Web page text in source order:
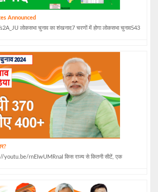
Announced
लोकसभा चुनाव का शंखनाद7 चरणों में होगा लोकसभा चुनाव543
youtu.be/rnEIwUMRnaI किस राज्य से कितनी सीटें, एक